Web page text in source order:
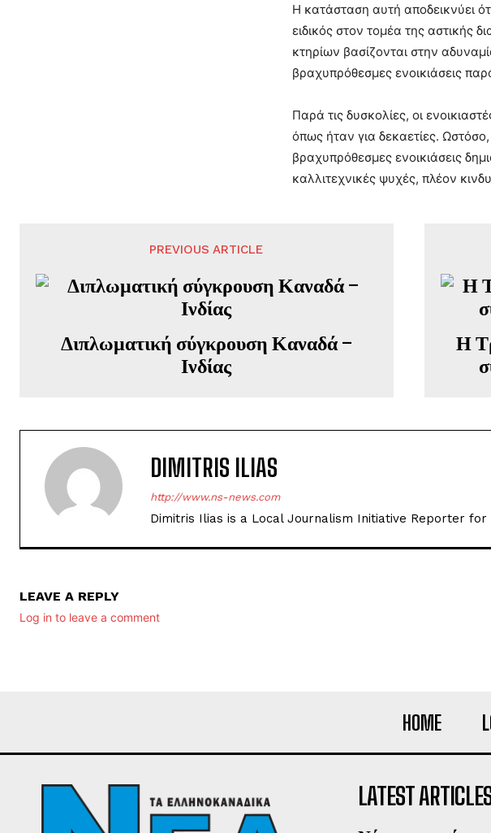
Η κατάσταση αυτή αποδεικνύει
ειδικός στον τομέα της αστικής
κτηρίων βασίζονται στην
βραχυπρόθεσμες ενοικιάσεις
Παρά τις δυσκολίες, οι
όπως ήταν για δεκαετίες.
βραχυπρόθεσμες ενοικιάσεις
καλλιτεχνικές ψυχές, πλέον
PREVIOUS ARTICLE
Διπλωματική σύγκρουση Καναδά –
Ινδίας
Η
DIMITRIS ILIAS
http://www.ns-news.com
Dimitris Ilias is a Local Journalism Initiative Reporter
LEAVE A REPLY
Log in to leave a comment
HOME
LATEST